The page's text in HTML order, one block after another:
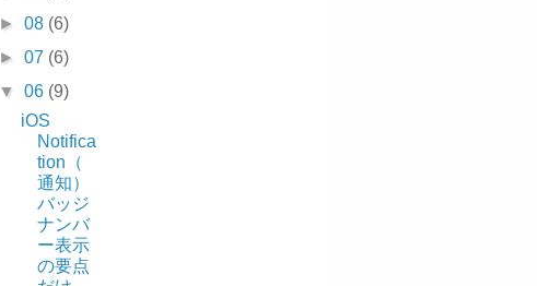
►08 (6)
►07 (6)
▼06 (9)
iOS
Notifica
tion（
通知）
バッジ
ナンバ
ー表示
の要点